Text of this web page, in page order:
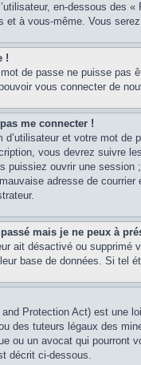
en-dessous des
et à vous-même. Vous
!
de passe ne puisse pas
vous connecter de
me connecter !
d’utilisateur et votre mot
vous devrez suivre
puissiez ouvrir une
adresse de
mais je ne peux à
ait désactivé ou
base de données. Si tel
Protection Act) est une
des tuteurs légaux des
ou un avocat qui pourront
décrit ci-dessous.